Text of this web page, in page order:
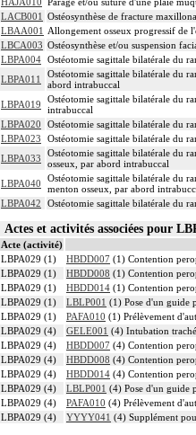
HAJA010 Parage et/ou suture d'une plaie
LACB001 Ostéosynthèse de fracture
LBAA001 Allongement osseux progressif de
LBCA003 Ostéosynthèse et/ou suspension
LBPA004 Ostéotomie sagittale bilatérale du
LBPA011
Ostéotomie sagittale bilatérale du
abord intrabuccal
LBPA019
Ostéotomie sagittale bilatérale du
intrabuccal
LBPA020
Ostéotomie sagittale bilatérale du
LBPA023
Ostéotomie sagittale bilatérale du
LBPA033
Ostéotomie sagittale bilatérale du
osseux, par abord intrabuccal
LBPA040
Ostéotomie sagittale bilatérale du
menton osseux, par abord
LBPA042
Ostéotomie sagittale bilatérale du
Actes et activités associées pour
Acte (activité)
LBPA029 (1)
HBDD007 (1) Contention
LBPA029 (1)
HBDD008 (1) Contention
LBPA029 (1)
HBDD014 (1) Contention
LBPA029 (1)
LBLP001 (1) Pose d'un guide
LBPA029 (1)
PAFA010 (1) Prélèvement
LBPA029 (4)
GELE001 (4) Intubation
LBPA029 (4)
HBDD007 (4) Contention
LBPA029 (4)
HBDD008 (4) Contention
LBPA029 (4)
HBDD014 (4) Contention
LBPA029 (4)
LBLP001 (4) Pose d'un guide
LBPA029 (4)
PAFA010 (4) Prélèvement
LBPA029 (4)
YYYY041 (4) Supplément